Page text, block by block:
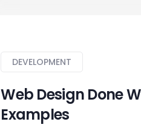
DEVELOPMENT
Web Design Done
Examples